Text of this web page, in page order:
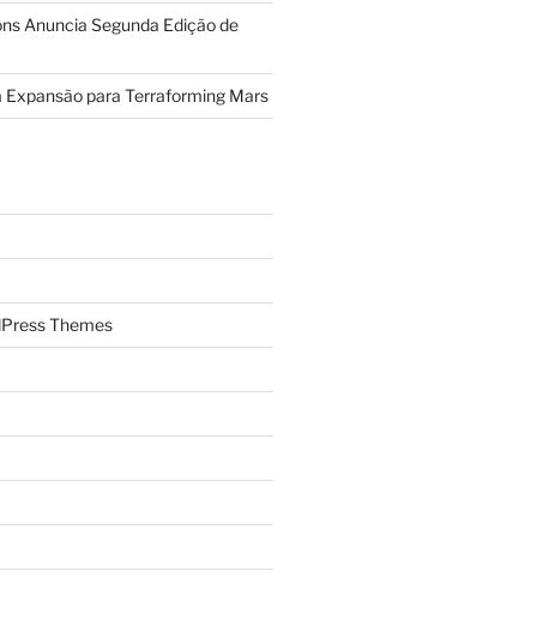
Anuncia Segunda Edição de
Expansão para Terraforming Mars
Themes